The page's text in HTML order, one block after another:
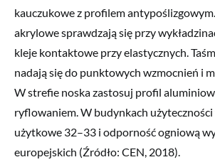
kauczukowe z profilem
akrylowe sprawdzają się przy
kleje kontaktowe przy elastycznych.
nadają się do punktowych wzmocnień i
W strefie noska zastosuj profil
ryflowaniem. W budynkach
użytkowe 32–33 i odporność ogniową
europejskich (Źródło: CEN, 2018).